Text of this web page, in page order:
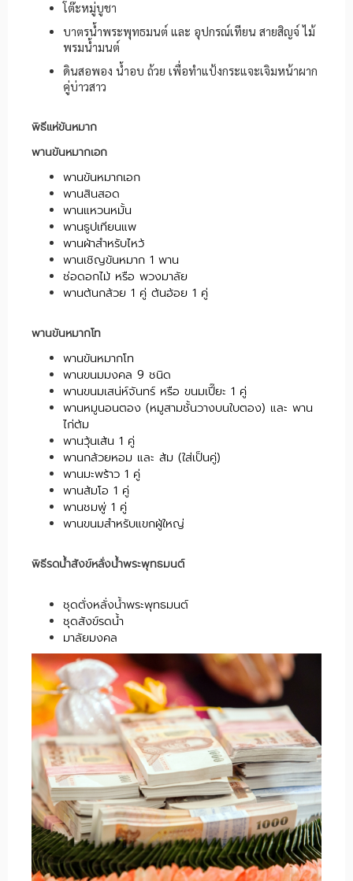
โต๊ะหมู่บูชา
บาตรน้ำพระพุทธมนต์ และ อุปกรณ์เทียน สายสิญจ์ ไม้
พรมน้ำมนต์
ดินสอพอง น้ำอบ ถ้วย เพื่อทำแป้งกระแจะเจิมหน้าผาก
คู่บ่าวสาว
พิธีแห่ขันหมาก
พานขันหมากเอก
พานขันหมากเอก
พานสินสอด
พานแหวนหมั้น
พานธูปเทียนแพ
พานผ้าสำหรับไหว้
พานเชิญขันหมาก 1 พาน
ช่อดอกไม้ หรือ พวงมาลัย
พานต้นกล้วย 1 คู่ ต้นอ้อย 1 คู่
พานขันหมากโท
พานขันหมากโท
พานขนมมงคล 9 ชนิด
พานขนมเสน่ห์จันทร์ หรือ ขนมเปี๊ยะ 1 คู่
พานหมูนอนตอง (หมูสามชั้นวางบนใบตอง) และ พาน
ไก่ต้ม
พานวุ้นเส้น 1 คู่
พานกล้วยหอม และ ส้ม (ใส่เป็นคู่)
พานมะพร้าว 1 คู่
พานส้มโอ 1 คู่
พานชมพู่ 1 คู่
พานขนมสำหรับแขกผู้ใหญ่
พิธีรดน้ำสังข์หลั่งน้ำพระพุทธมนต์
ชุดตั่งหลั่งน้ำพระพุทธมนต์
ชุดสังข์รดน้ำ
มาลัยมงคล